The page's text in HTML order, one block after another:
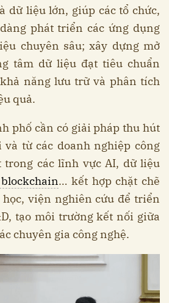
dữ liệu lớn, giúp các tổ chức,
phát triển các ứng dụng
chuyên sâu; xây dựng mở
tâm dữ liệu đạt tiêu chuẩn
năng lưu trữ và phân tích
quả.
phố cần có giải pháp thu hút
và từ các doanh nghiệp công
trong các lĩnh vực AI, dữ liệu
… kết hợp chặt chẽ
viện nghiên cứu để triển
tạo môi trường kết nối giữa
chuyên gia công nghệ.